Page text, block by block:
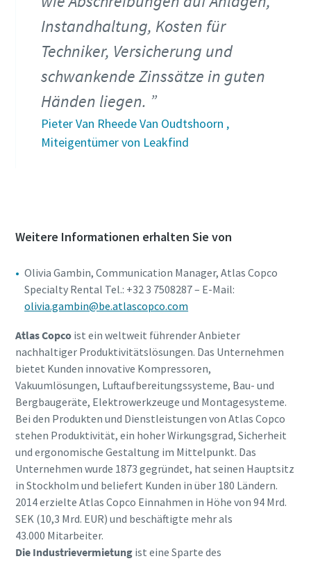
Instandhaltung, Kosten für
Techniker, Versicherung und
schwankende Zinssätze in guten
Händen liegen.
Pieter Van Rheede Van Oudtshoorn ,
Miteigentümer von Leakfind
Weitere Informationen erhalten Sie von
Olivia Gambin, Communication Manager, Atlas Copco
Specialty Rental Tel.: +32 3 7508287 – E-Mail:
olivia.gambin@be.atlascopco.com
Atlas Copcoist ein weltweit führender Anbieter
nachhaltiger Produktivitätslösungen. Das Unternehmen
bietet Kunden innovative Kompressoren,
Vakuumlösungen, Luftaufbereitungssysteme, Bau- und
Bergbaugeräte, Elektrowerkzeuge und Montagesysteme.
Bei den Produkten und Dienstleistungen von Atlas Copco
stehen Produktivität, ein hoher Wirkungsgrad, Sicherheit
und ergonomische Gestaltung im Mittelpunkt. Das
Unternehmen wurde 1873 gegründet, hat seinen Hauptsitz
in Stockholm und beliefert Kunden in über 180 Ländern.
2014 erzielte Atlas Copco Einnahmen in Höhe von 94 Mrd.
SEK (10,3 Mrd. EUR) und beschäftigte mehr als
43.000 Mitarbeiter.
Die Industrievermietungist eine Sparte des